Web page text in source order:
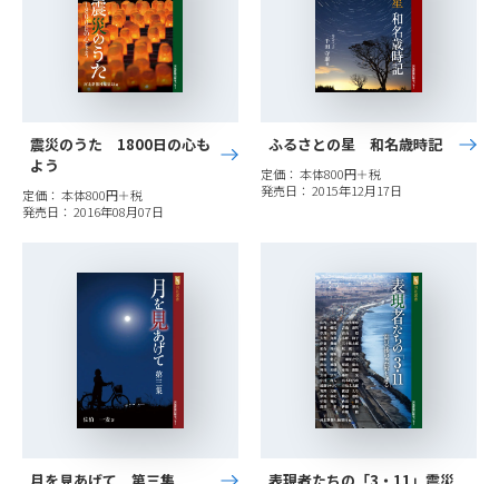
震災のうた 1800日の心も
よう
定価： 本体800円＋税
発売日： 2016年08月07日
ふるさとの星 和名歳時記
定価： 本体800円＋税
発売日： 2015年12月17日